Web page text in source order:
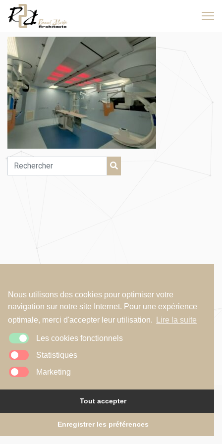
Nous utilisons des cookies pour optimiser votre
navigation sur notre site Internet. Pour une expérience
optimale, merci d'accepter leur utilisation.
Lire la suite
Les cookies fonctionnels
Statistiques
Marketing
Tout accepter
Enregistrer les préférences
1725347698
Copyright © 2026R2A - Renaud Alardin Architecte
Mentions légales•Politique de confidentialité•Politique de cookies
Website by
Illucom